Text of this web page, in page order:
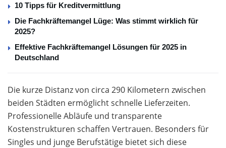
10 Tipps für Kreditvermittlung
Die Fachkräftemangel Lüge: Was stimmt wirklich für
2025?
Effektive Fachkräftemangel Lösungen für 2025 in
Deutschland
Die kurze Distanz von circa 290 Kilometern zwischen
beiden Städten ermöglicht schnelle Lieferzeiten.
Professionelle Abläufe und transparente
Kostenstrukturen schaffen Vertrauen. Besonders für
Singles und junge Berufstätige bietet sich diese